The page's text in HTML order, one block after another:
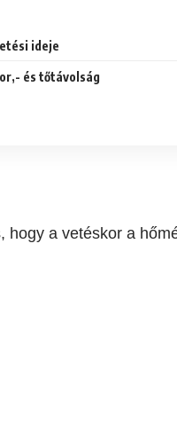
ideje
és tőtávolság
a vetéskor a